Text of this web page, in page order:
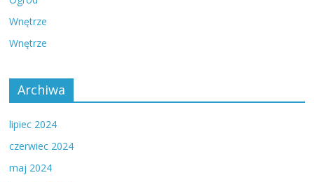
Wnętrze
Wnętrze
Archiwa
lipiec 2024
czerwiec 2024
maj 2024